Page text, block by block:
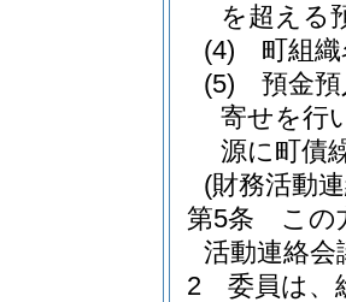
を超える
(4)
町組
(5)
預金
寄せを行
源に町債
(財務活動
第5条
この
活動連絡会
2
委員は、